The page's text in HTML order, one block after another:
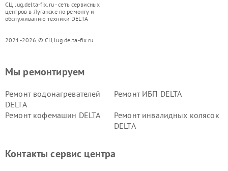
СЦ lug.delta-fix.ru - сеть сервисных
центров в Луганске по ремонту и
обслуживанию техники DELTA
2021-2026 © СЦ lug.delta-fix.ru
Мы ремонтируем
Ремонт водонагревателей
DELTA
Ремонт ИБП DELTA
Ремонт кофемашин DELTA
Ремонт инвалидных колясок
DELTA
Контакты сервис центра